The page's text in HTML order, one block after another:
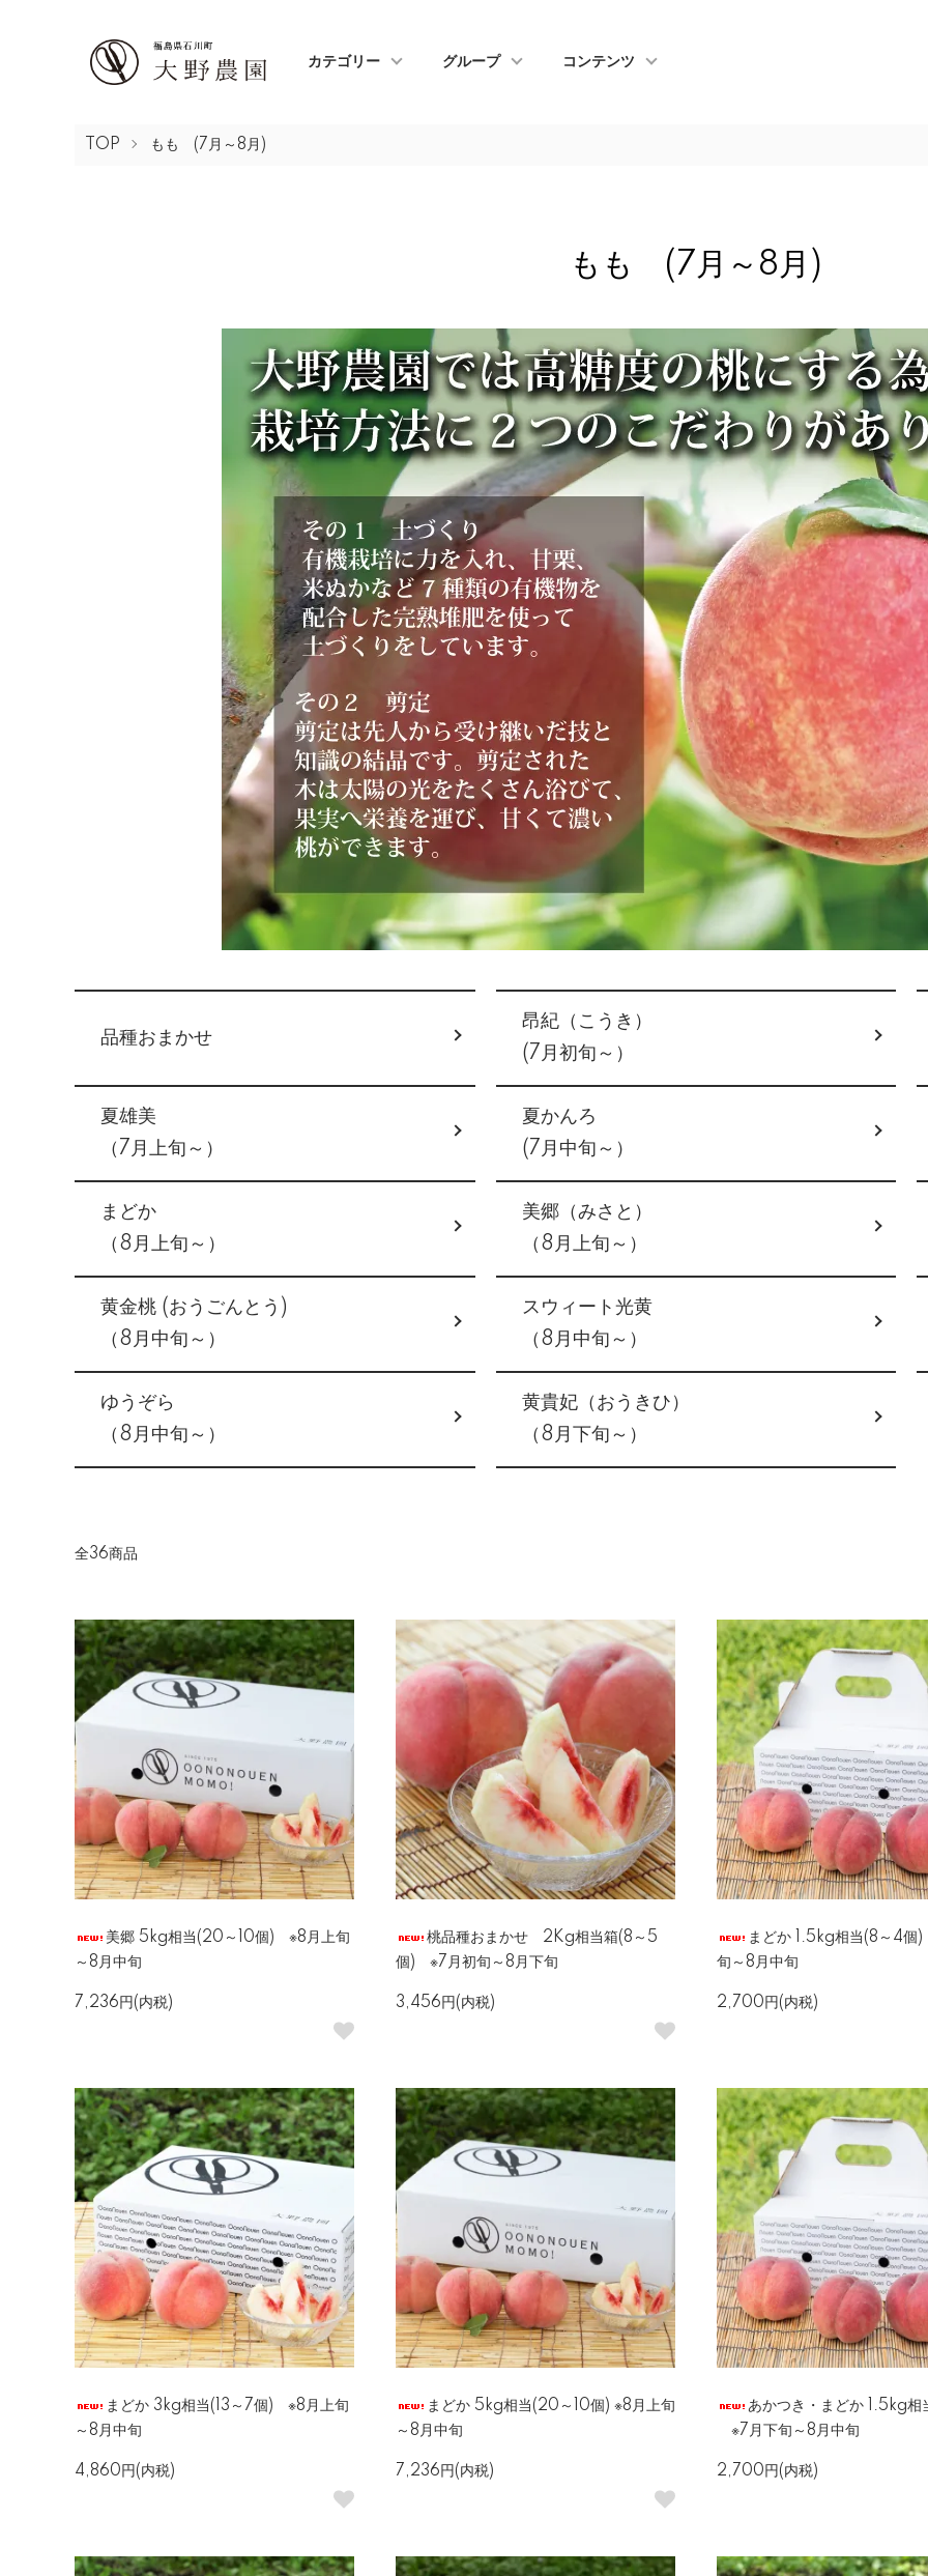
カテゴリー グループ コンテンツ
TOP もも (7月～8月)
もも (7月～8月)
品種おまかせ
昂紀（こうき）
(7月初旬～）
夏雄美
（7月上旬～）
夏かんろ
(7月中旬～）
まどか
（8月上旬～）
美郷（みさと）
（8月上旬～）
黄金桃 (おうごんとう)
（8月中旬～）
スウィート光黄
（8月中旬～）
ゆうぞら
（8月中旬～）
黄貴妃（おうきひ）
（8月下旬～）
全36商品
美郷 5kg相当(20～10個) ※8月上旬
～8月中旬
7,236円(内税)
桃品種おまかせ 2Kg相当箱(8～5
個) ※7月初旬～8月下旬
3,456円(内税)
まどか 1.5kg相当(8～4
旬～8月中旬
2,700円(内税)
まどか 3kg相当(13～7個) ※8月上旬
～8月中旬
4,860円(内税)
まどか 5kg相当(20～10個) ※8月上旬
～8月中旬
7,236円(内税)
あかつき・まどか 1.5kg相
※7月下旬～8月中旬
2,700円(内税)